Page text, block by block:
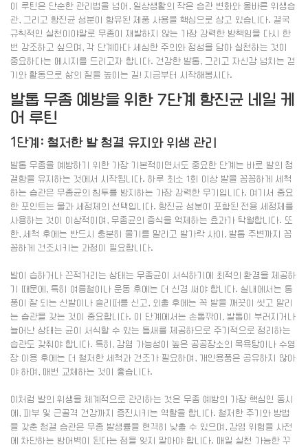
이 루틴은 단순한 관리법을 넘어, 일상생활의 작은 습관 변화와 올바른 위생습
관, 그리고 항진균 성분이 함유된 제품 사용을 핵심으로 삼고 있습니다. 결국
규칙적인 실천이야말로 무좀이 재발하지 않는 가장 강력한 방책임을 다시 한
번 강조하고 싶으며, 각 단계마다 세심한 주의와 정성을 담아 실천하는 것이
중요하다는 메시지를 드리고자 합니다. 건강한 발톱, 그리고 자신감 넘치는 걷
기와 활동으로 삶의 질을 높이는 길! 지금부터 시작해봅시다.
발톱 무좀 예방을 위한 7단계 항진균 네일 케
어 루틴
1단계: 철저한 발 청결 유지와 위생 관리
발톱 무좀을 예방하기 위한 가장 기본적이면서도 중요한 단계는 바로 발의 청
결함을 유지하는 것에서 시작됩니다. 하루 최소 1회 이상 발을 꼼꼼하게 세척
하는 습관은 무좀균의 침투를 방지하는 가장 강력한 무기입니다. 여기서 중요
한 포인트는 물과 세정제의 선택입니다. 항진균 성분이 포함된 전용 세정제를
사용하는 것이 이상적이며, 무좀균의 증식을 억제하는 효과가 탁월합니다. 또
한, 세척 후에는 반드시 충분히 물기를 말리고 발가락 사이, 발톱 주변까지 꼼
꼼하게 건조시키는 과정이 필요합니다.
발이 습하거나 끈적거리는 상태는 무좀균이 서식하기에 최적의 환경을 제공하
기 때문에, 특히 여름철이나 운동 후에는 더 신경 써야 합니다. 실내에서는 통
풍이 잘 되는 신발이나 슬리퍼를 신고, 외출 후에는 꼭 발을 깨끗이 씻고 말리
는 습관을 갖는 것이 중요합니다. 이 단계에서는 손톱깎이, 발톱이 부러지거나
늘어난 상태는 균이 서식할 수 있는 틈새를 제공하므로 주기적으로 정리하는
습관도 갖춰야 합니다. 특히, 감염 가능성이 높은 공공장소의 목욕탕이나 수영
장 이용 후에는 더 철저한 세척과 건조가 필요하며, 개인용품은 공유하지 않아
야 하며, 매번 교체하는 것이 좋습니다.
이처럼 발의 위생을 체계적으로 관리하는 것은 무좀 예방의 가장 핵심인 동시
에, 피부 및 근골격 건강까지 증진시키는 역할을 합니다. 철저한 주기와 방법
을 갖춘 청결 습관은 무좀 발생률을 현격히 낮출 수 있으며, 감염 위험을 사전
에 차단하는 방어벽이 된다는 점을 잊지 말아야 합니다. 매일 실천 가능한 꾸